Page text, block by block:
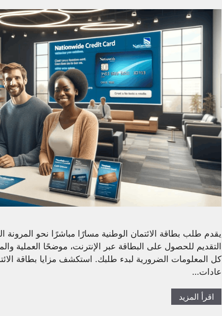
يقدم طلب بطاقة الائتمان الوطنية مسارًا مباشرًا نحو المرونة
التقديم للحصول على البطاقة عبر الإنترنت، موضحًا العملية
كل المعلومات الضرورية لبدء طلبك. استكشف مزايا بطاقة
عادات…
اقرأ المزيد